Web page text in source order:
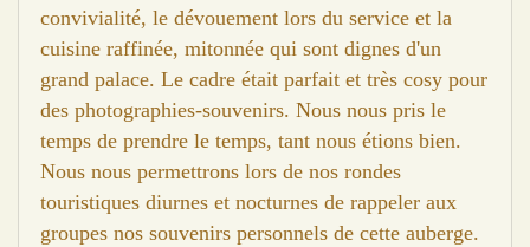
convivialité, le dévouement lors du service et la
cuisine raffinée, mitonnée qui sont dignes d'un
grand palace. Le cadre était parfait et très cosy pour
des photographies-souvenirs. Nous nous pris le
temps de prendre le temps, tant nous étions bien.
Nous nous permettrons lors de nos rondes
touristiques diurnes et nocturnes de rappeler aux
groupes nos souvenirs personnels de cette auberge.